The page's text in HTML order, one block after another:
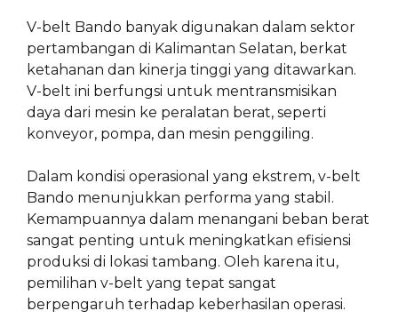
V-belt Bando banyak digunakan dalam sektor
pertambangan di Kalimantan Selatan, berkat
ketahanan dan kinerja tinggi yang ditawarkan.
V-belt ini berfungsi untuk mentransmisikan
daya dari mesin ke peralatan berat, seperti
konveyor, pompa, dan mesin penggiling.
Dalam kondisi operasional yang ekstrem, v-belt
Bando menunjukkan performa yang stabil.
Kemampuannya dalam menangani beban berat
sangat penting untuk meningkatkan efisiensi
produksi di lokasi tambang. Oleh karena itu,
pemilihan v-belt yang tepat sangat
berpengaruh terhadap keberhasilan operasi.